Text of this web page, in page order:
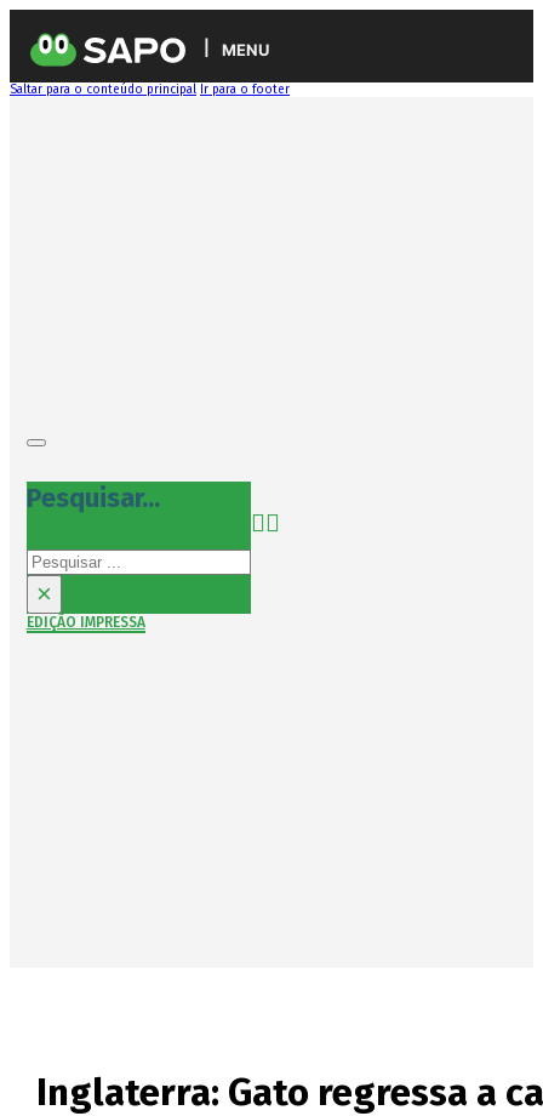
MENU
Saltar para o conteúdo principal Ir para o footer
Pesquisar...
Pesquisar
×
EDIÇÃO IMPRESSA
Inglaterra: Gato regressa a